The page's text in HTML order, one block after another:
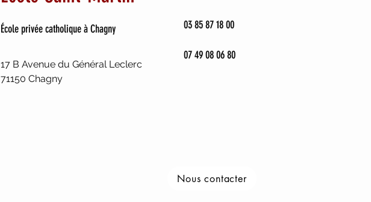
École privée catholique à Chagny
17 B Avenue du Général Leclerc
71150 Chagny
03 85 87 18 00
07 49 08 06 80
Nous contacter